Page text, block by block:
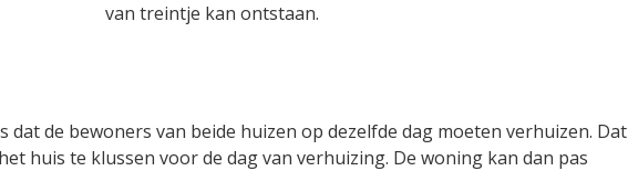
van treintje kan ontstaan.
dat de bewoners van beide huizen op dezelfde dag moeten verhuizen. Dat
huis te klussen voor de dag van verhuizing. De woning kan dan pas